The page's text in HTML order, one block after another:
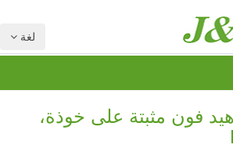
لغة
فون مثبتة على خوذة،